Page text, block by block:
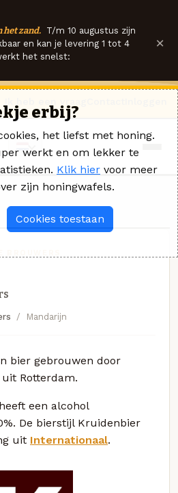
het zand. T/m 10 augustus zijn
en kan je levering 1 tot 4
het snelst:
×
Mandarijn
bier gebrouwen door
uit Rotterdam.
heeft een alcohol
De bierstijl Kruidenbier
uit Internationaal.
erbij?
het liefst met honing.
werkt en om lekker te
Klik hier voor meer
zijn honingwafels.
Cookies toestaan